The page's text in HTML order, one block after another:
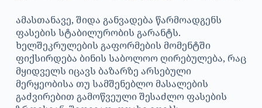
ამასთანავე, შიდა განვადება წარმოადგენს
ფასების სტაბილურობის გარანტს.
ხელშეკრულების გაფორმების მომენტში
ფიქსირდება ბინის საბოლოო ღირებულება, რაც
მყიდველს იცავს ბაზარზე არსებული
მერყეობისა თუ სამშენებლო მასალების
გაძვირებით გამოწვეული შესაძლო ფასების